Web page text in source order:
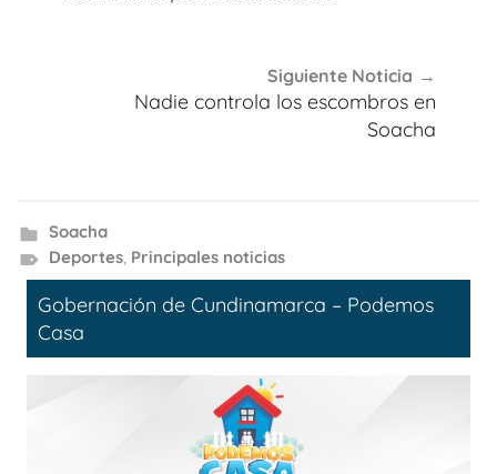
Siguiente Noticia
Nadie controla los escombros en
Soacha
Soacha
Deportes, Principales noticias
Gobernación de Cundinamarca – Podemos
Casa